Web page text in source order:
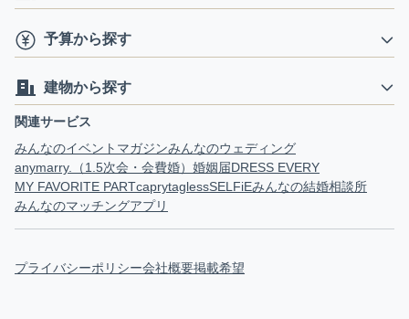
予算から探す
建物から探す
関連サービス
みんなのイベントマガジンみんなのウェディング
anymarry.（1.5次会・会費婚） 婚姻届DRESS EVERY
MY FAVORITE PARTcaprytaglessSELFiEみんなの結婚相談所
みんなのマッチングアプリ
プライバシーポリシー会社概要掲載希望